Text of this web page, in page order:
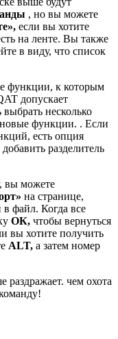
, но вы можете
если вы хотите
на ленте. Вы также
в виду, что список
функции, к которым
допускает
несколько
функции. . Если
есть опция
разделитель
вы можете
на странице,
файл. Когда все
ОК, чтобы вернуться
вы хотите получить
ALT, а затем номер
чем охота